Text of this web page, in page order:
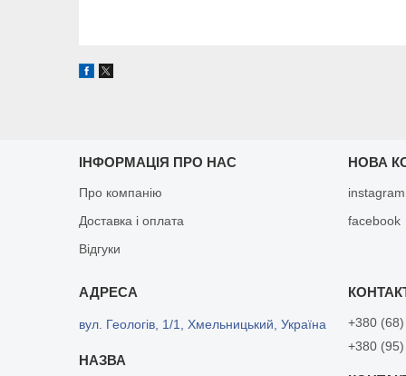
ІНФОРМАЦІЯ ПРО НАС
Про компанію
Доставка і оплата
Відгуки
НОВА
instagram
facebook
вул. Геологів, 1/1, Хмельницький, Україна
+380
+380